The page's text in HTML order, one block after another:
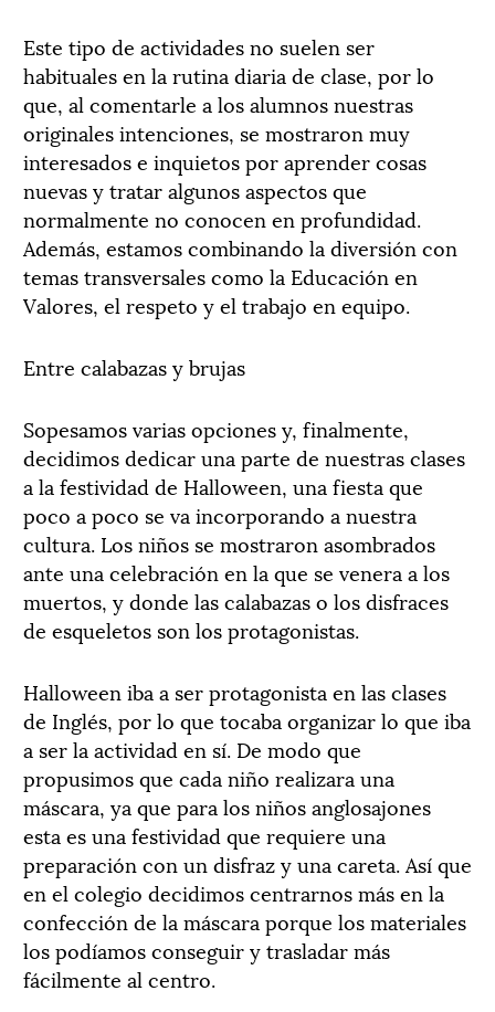
Este tipo de actividades no suelen ser
habituales en la rutina diaria de clase, por lo
que, al comentarle a los alumnos nuestras
originales intenciones, se mostraron muy
interesados e inquietos por aprender cosas
nuevas y tratar algunos aspectos que
normalmente no conocen en profundidad.
Además, estamos combinando la diversión con
temas transversales como la Educación en
Valores, el respeto y el trabajo en equipo.
Entre calabazas y brujas
Sopesamos varias opciones y, finalmente,
decidimos dedicar una parte de nuestras clases
a la festividad de Halloween, una fiesta que
poco a poco se va incorporando a nuestra
cultura. Los niños se mostraron asombrados
ante una celebración en la que se venera a los
muertos, y donde las calabazas o los disfraces
de esqueletos son los protagonistas.
Halloween iba a ser protagonista en las clases
de Inglés, por lo que tocaba organizar lo que iba
a ser la actividad en sí. De modo que
propusimos que cada niño realizara una
máscara, ya que para los niños anglosajones
esta es una festividad que requiere una
preparación con un disfraz y una careta. Así que
en el colegio decidimos centrarnos más en la
confección de la máscara porque los materiales
los podíamos conseguir y trasladar más
fácilmente al centro.